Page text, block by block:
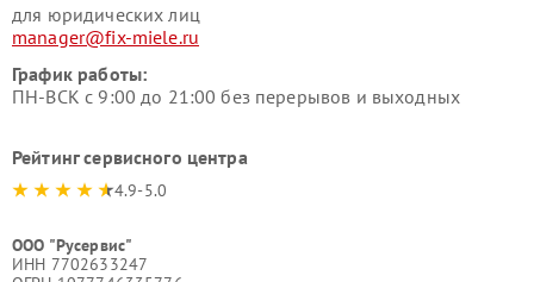
для юридических лиц
manager@fix-miele.ru
График работы:
ПН-ВСК с 9:00 до 21:00 без перерывов и выходных
Рейтинг сервисного центра
4.9-5.0
ООО "Русервис"
ИНН 7702633247